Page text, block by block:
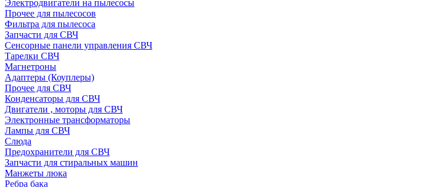
Электродвигатели на пылесосы
Прочее для пылесосов
Фильтра для пылесоса
Запчасти для СВЧ
Сенсорные панели управления СВЧ
Тарелки СВЧ
Магнетроны
Адаптеры (Коуплеры)
Прочее для СВЧ
Конденсаторы для СВЧ
Двигатели , моторы для СВЧ
Электронные трансформаторы
Лампы для СВЧ
Слюда
Предохранители для СВЧ
Запчасти для стиральных машин
Манжеты люка
Ребра бака